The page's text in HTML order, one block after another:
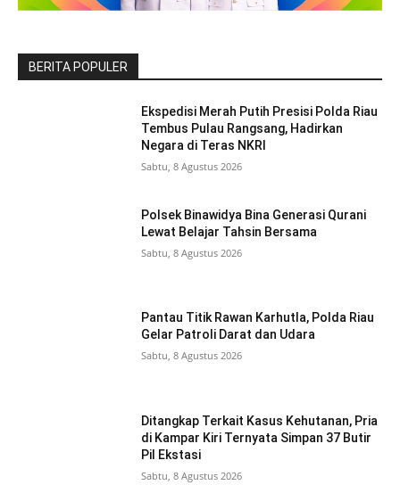
BERITA POPULER
Ekspedisi Merah Putih Presisi Polda Riau
Tembus Pulau Rangsang, Hadirkan
Negara di Teras NKRI
Sabtu, 8 Agustus 2026
Polsek Binawidya Bina Generasi Qurani
Lewat Belajar Tahsin Bersama
Sabtu, 8 Agustus 2026
Pantau Titik Rawan Karhutla, Polda Riau
Gelar Patroli Darat dan Udara
Sabtu, 8 Agustus 2026
Ditangkap Terkait Kasus Kehutanan, Pria
di Kampar Kiri Ternyata Simpan 37 Butir
Pil Ekstasi
Sabtu, 8 Agustus 2026